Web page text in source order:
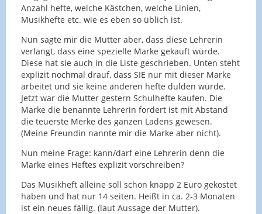
Anzahl hefte, welche Kästchen, welche Linien,
Musikhefte etc. wie es eben so üblich ist.
Nun sagte mir die Mutter aber, dass diese Lehrerin
verlangt, dass eine spezielle Marke gekauft würde.
Diese hat sie auch in die Liste geschrieben. Unten steht
explizit nochmal drauf, dass SIE nur mit dieser Marke
arbeitet und sie keine anderen hefte dulden würde.
Jetzt war die Mutter gestern Schulhefte kaufen. Die
Marke die benannte Lehrerin fordert ist mit Abstand
die teuerste Merke des ganzen Ladens gewesen.
(Meine Freundin nannte mir die Marke aber nicht).
Nun meine Frage: kann/darf eine Lehrerin denn die
Marke eines Heftes explizit vorschreiben?
Das Musikheft alleine soll schon knapp 2 Euro gekostet
haben und hat nur 14 seiten. Heißt in ca. 2-3 Monaten
ist ein neues fällig. (laut Aussage der Mutter).